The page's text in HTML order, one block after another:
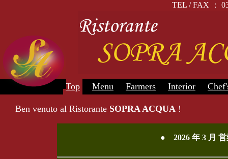
TEL / FAX ：
Top Menu Farmers Interior
Ben venuto al Ristorante SOPRA ACQUA !
● 2026 年 3 月